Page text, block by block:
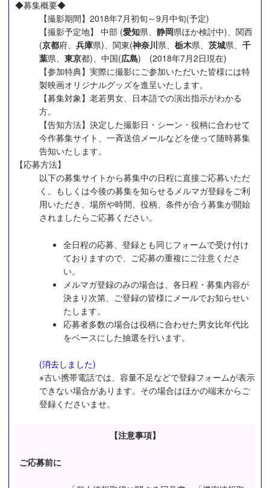
◆募集概要◆
【撮影期間】2018年7月初旬～9月中旬(予定)
【撮影予定地】 中部 (愛知県、 静岡県ほか検討中)、関西
(京都府、 兵庫県)、関東(神奈川県、 栃木県、 茨城県、 千
葉県、 東京都)、中国(広島) (2018年7月2日現在)
【参加特典】実際に撮影にご参加いただいた皆様には特
製映画オリジナルグッズを進呈いたします。
【募集対象】老若男女、日本語での演出指示がわかる
方。
【告知方法】決定した撮影日・シーン・役柄に合わせて
今作募集サイト、一斉送信メールなどを使って随時募集
告知いたします。
【応募方法】
以下の募集サイトから募集中の日程に直接ご応募いただ
く。もしくは今後の募集を知らせるメルマガ登録をご利
用いただき、場所や時間、役柄、条件が合う募集が開始
されましたらご応募ください。
全日程の応募、登録とも同じフォームで受け付け
ておりますので、ご応募の重複にご注意くださ
い。
メルマガ登録のみの場合は、各日程・募集内容が
決まり次第、ご登録の皆様にメールでお知らせい
たします。
応募者多数の場合は役柄に合わせた男女比年代比
をベースにした抽選を行います。
(消去しました)
※古い携帯電話では、容量不足などで登録フォームが表示
できない場合があります。その場合はほかの端末からご
登録くださいませ。
【注意事項】
ご応募前に